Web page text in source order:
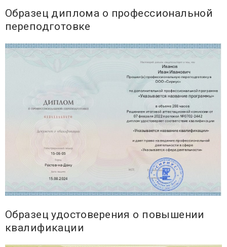
Образец диплома о профессиональной
переподготовке
Образец удостоверения о повышении
квалификации